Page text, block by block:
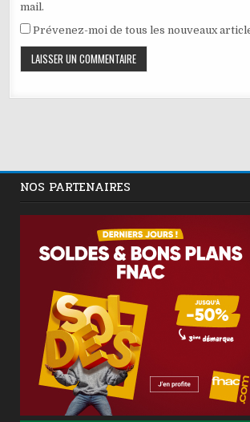
mail.
Prévenez-moi de tous les nouveaux
NOS PARTENAIRES